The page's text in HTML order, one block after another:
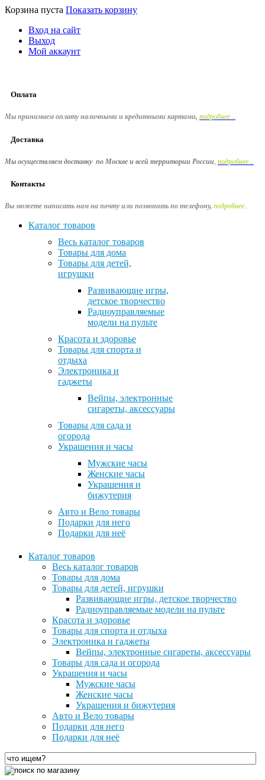
Корзина пуста Показать корзину
Вход на сайт
Выход
Мой аккаунт
Оплата
Мы принимаем оплату наличными и кредитными картами, подробнее...
Доставка
Мы осуществляем доставку по Москве и всей территории России подробнее...
Контакты
Вы можете написать нам на почту или позвонить по телефону, подробнее...
Каталог товаров
Весь каталог товаров
Товары для дома
Товары для детей,
игрушки
Развивающие игры,
детское творчество
Радиоуправляемые
модели на пульте
Красота и здоровье
Товары для спорта и
отдыха
Электроника и
гаджеты
Вейпы, электронные
сигареты, аксессуары
Товары для сада и
огорода
Украшения и часы
Мужские часы
Женские часы
Украшения и
бижутерия
Авто и Вело товары
Подарки для него
Подарки для неё
Каталог товаров
Весь каталог товаров
Товары для дома
Товары для детей, игрушки
Развивающие игры, детское творчество
Радиоуправляемые модели на пульте
Красота и здоровье
Товары для спорта и отдыха
Электроника и гаджеты
Вейпы, электронные сигареты, аксессуары
Товары для сада и огорода
Украшения и часы
Мужские часы
Женские часы
Украшения и бижутерия
Авто и Вело товары
Подарки для него
Подарки для неё